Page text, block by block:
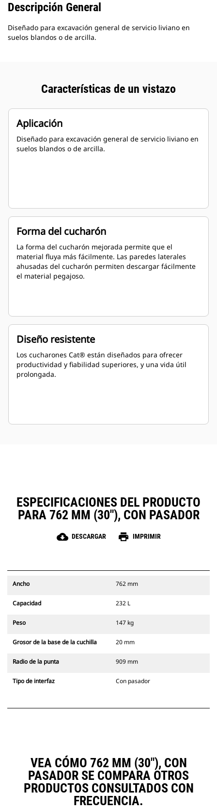
Descripción General
Diseñado para excavación general de servicio liviano en
suelos blandos o de arcilla.
Características de un vistazo
Aplicación
Diseñado para excavación general de servicio liviano en
suelos blandos o de arcilla.
Forma del cucharón
La forma del cucharón mejorada permite que el
material fluya más fácilmente. Las paredes laterales
ahusadas del cucharón permiten descargar fácilmente
el material pegajoso.
Diseño resistente
Los cucharones Cat® están diseñados para ofrecer
productividad y fiabilidad superiores, y una vida útil
prolongada.
ESPECIFICACIONES DEL PRODUCTO
PARA 762 MM (30"), CON PASADOR
cloud_download DESCARGAR print IMPRIMIR
Ancho 762 mm
Capacidad 232 L
Peso 147 kg
Grosor de la base de la cuchilla 20 mm
Radio de la punta 909 mm
Tipo de interfaz Con pasador
VEA CÓMO 762 MM (30"), CON
PASADOR SE COMPARA OTROS
PRODUCTOS CONSULTADOS CON
FRECUENCIA.